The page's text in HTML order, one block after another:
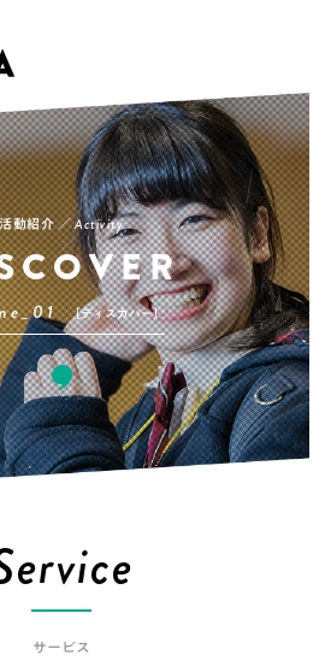
活動紹介 ／Activity
［ディスカバー］
サービス